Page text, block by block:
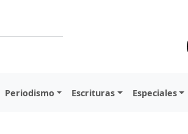
Periodismo Escrituras Especiales